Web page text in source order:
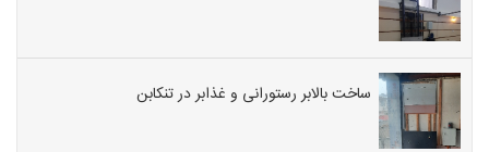
ساخت بالابر رستورانی و غذابر در تنکابن